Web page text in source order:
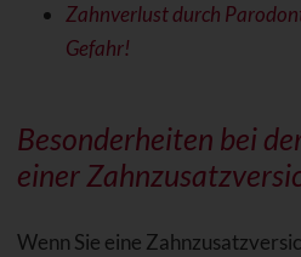
Zahnverlust durch
Gefahr!
Besonderheiten bei
einer
Wenn Sie eine